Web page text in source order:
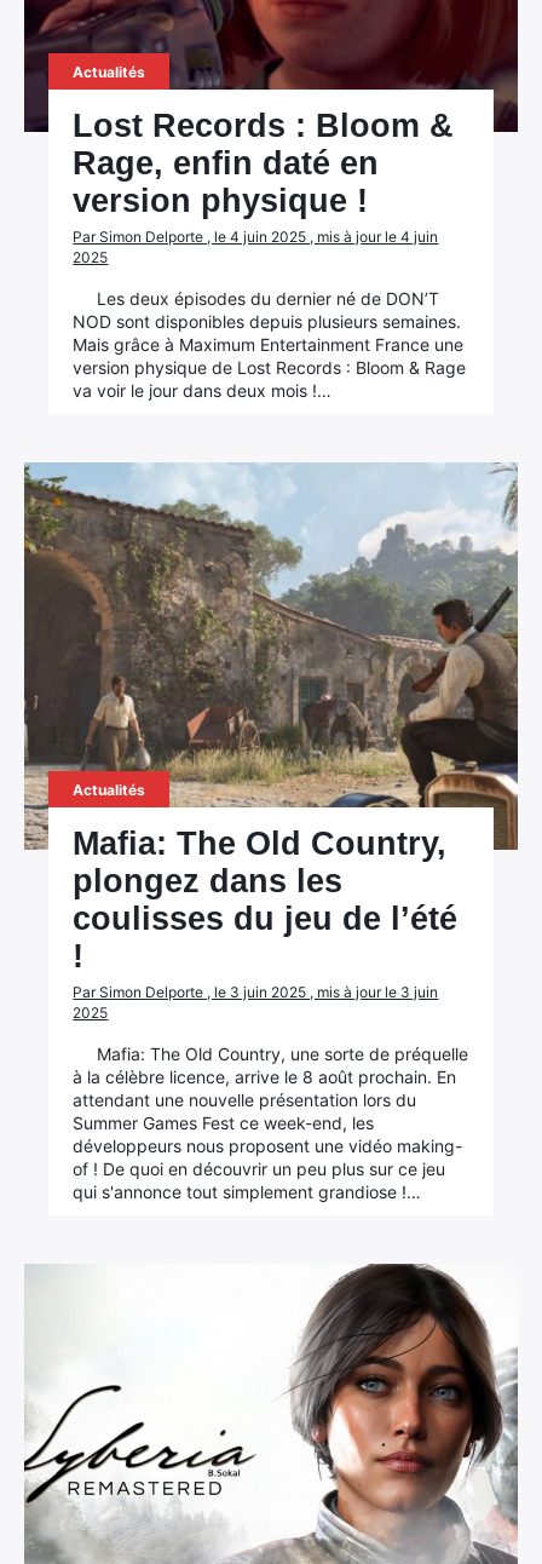
Actualités
Lost Records : Bloom &
Rage, enfin daté en
version physique !
Par Simon Delporte , le 4 juin 2025 , mis à jour le 4 juin
2025
Les deux épisodes du dernier né de DON’T
NOD sont disponibles depuis plusieurs semaines.
Mais grâce à Maximum Entertainment France une
version physique de Lost Records : Bloom & Rage
va voir le jour dans deux mois !…
Actualités
Mafia: The Old Country,
plongez dans les
coulisses du jeu de l’été
!
Par Simon Delporte , le 3 juin 2025 , mis à jour le 3 juin
2025
Mafia: The Old Country, une sorte de préquelle
à la célèbre licence, arrive le 8 août prochain. En
attendant une nouvelle présentation lors du
Summer Games Fest ce week-end, les
développeurs nous proposent une vidéo making-
of ! De quoi en découvrir un peu plus sur ce jeu
qui s'annonce tout simplement grandiose !…